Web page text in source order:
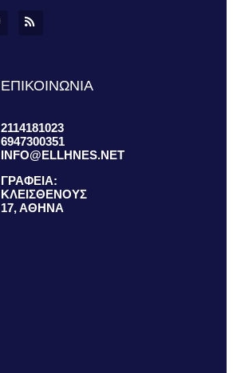
ΕΠΙΚΟΙΝΩΝΙΑ
2114181023
6947300351
INFO@ELLHNES.NET
ΓΡΑΦΕΙΑ:
ΚΛΕΙΣΘΕΝΟΥΣ
17, ΑΘΗΝΑ